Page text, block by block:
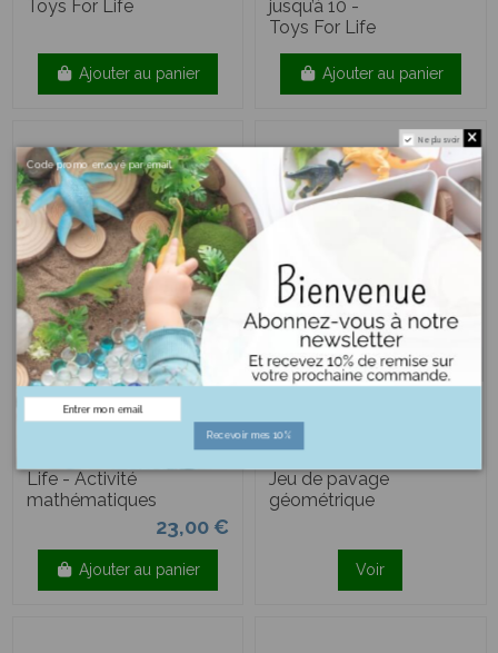
Toys For Life
Ajouter au panier
jusqu’à 10 -
Toys For Life
Ajouter au panier
géométrique Toys For
Life - Activité
mathématiques
23,00 €
Ajouter au panier
Attrimaths
(250 pièces) -
Jeu de pavage
géométrique
Voir
Ne plus voir
Code promo envoyé par email
Recevoir mes 10%